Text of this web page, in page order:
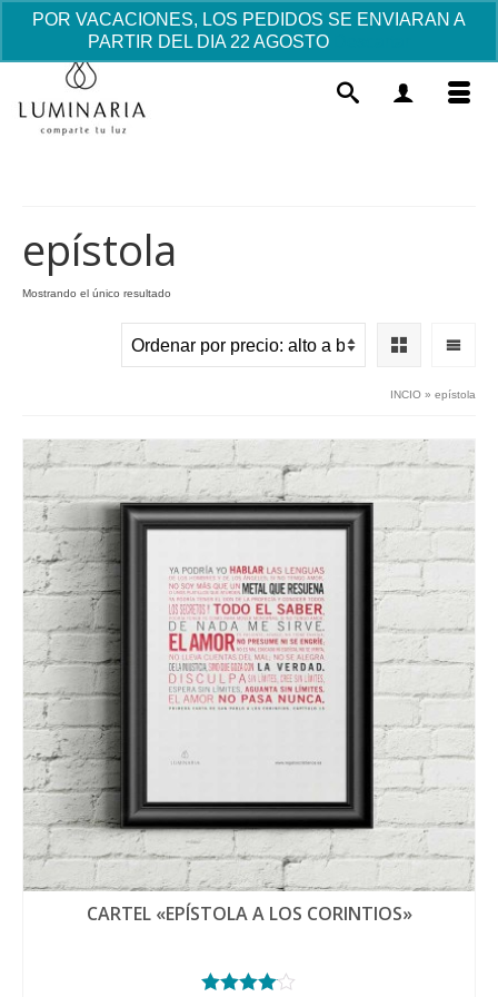
POR VACACIONES, LOS PEDIDOS SE ENVIARAN A
PARTIR DEL DIA 22 AGOSTO
epístola
Mostrando el único resultado
INCIO » epístola
CARTEL «EPÍSTOLA A LOS CORINTIOS»
Marco madera Bebé-detalles
invitados Bautizo-
AÑADIR